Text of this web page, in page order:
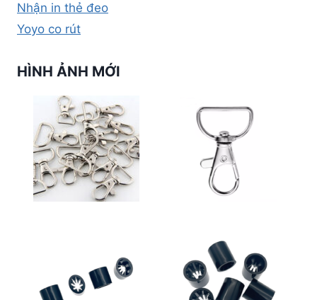
Nhận in thẻ đeo
Yoyo co rút
HÌNH ẢNH MỚI